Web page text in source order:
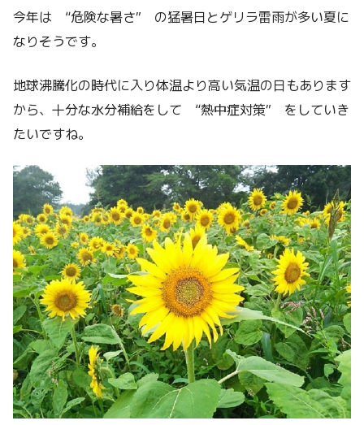
今年は “危険な暑さ” の猛暑日とゲリラ雷雨が多い夏に
なりそうです。
地球沸騰化の時代に入り体温より高い気温の日もあります
から、十分な水分補給をして “熱中症対策” をしていき
たいですね。